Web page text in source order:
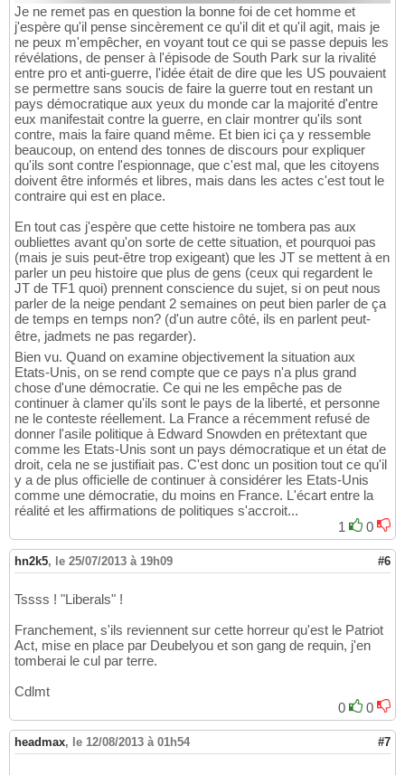
Je ne remet pas en question la bonne foi de cet homme et
j'espère qu'il pense sincèrement ce qu'il dit et qu'il agit, mais je
ne peux m'empêcher, en voyant tout ce qui se passe depuis les
révélations, de penser à l'épisode de South Park sur la rivalité
entre pro et anti-guerre, l'idée était de dire que les US pouvaient
se permettre sans soucis de faire la guerre tout en restant un
pays démocratique aux yeux du monde car la majorité d'entre
eux manifestait contre la guerre, en clair montrer qu'ils sont
contre, mais la faire quand même. Et bien ici ça y ressemble
beaucoup, on entend des tonnes de discours pour expliquer
qu'ils sont contre l'espionnage, que c'est mal, que les citoyens
doivent être informés et libres, mais dans les actes c'est tout le
contraire qui est en place.
En tout cas j'espère que cette histoire ne tombera pas aux
oubliettes avant qu'on sorte de cette situation, et pourquoi pas
(mais je suis peut-être trop exigeant) que les JT se mettent à en
parler un peu histoire que plus de gens (ceux qui regardent le
JT de TF1 quoi) prennent conscience du sujet, si on peut nous
parler de la neige pendant 2 semaines on peut bien parler de ça
de temps en temps non? (d'un autre côté, ils en parlent peut-
être, jadmets ne pas regarder).
Bien vu. Quand on examine objectivement la situation aux
Etats-Unis, on se rend compte que ce pays n'a plus grand
chose d'une démocratie. Ce qui ne les empêche pas de
continuer à clamer qu'ils sont le pays de la liberté, et personne
ne le conteste réellement. La France a récemment refusé de
donner l'asile politique à Edward Snowden en prétextant que
comme les Etats-Unis sont un pays démocratique et un état de
droit, cela ne se justifiait pas. C'est donc un position tout ce qu'il
y a de plus officielle de continuer à considérer les Etats-Unis
comme une démocratie, du moins en France. L'écart entre la
réalité et les affirmations de politiques s'accroit...
1
0
hn2k5, le 25/07/2013 à 19h09 #6
Tssss ! "Liberals" !
Franchement, s'ils reviennent sur cette horreur qu'est le Patriot
Act, mise en place par Deubelyou et son gang de requin, j'en
tomberai le cul par terre.
Cdlmt
0
0
headmax, le 12/08/2013 à 01h54 #7